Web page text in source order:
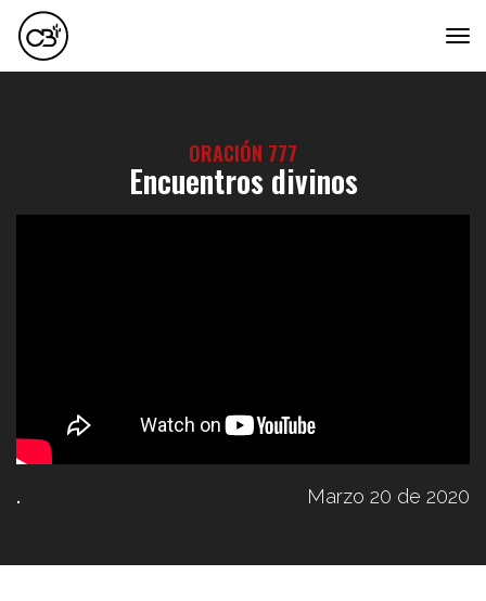
ORACIÓN 777
Encuentros divinos
. Marzo 20 de 2020